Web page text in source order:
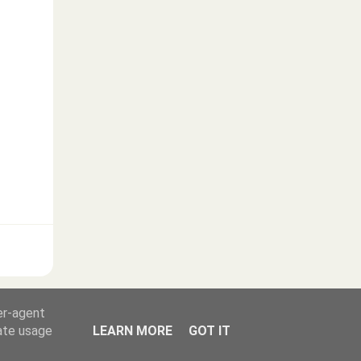
agent
usage
LEARN MORE GOT IT